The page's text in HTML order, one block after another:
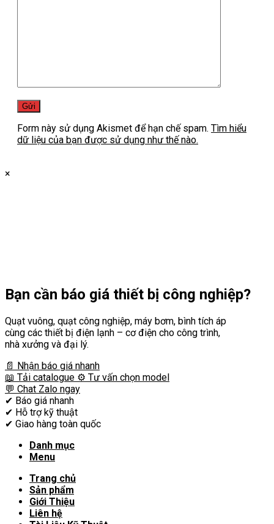
Form này sử dụng Akismet để hạn chế spam. Tìm hiểu
dữ liệu của bạn được sử dụng như thế nào.
×
Bạn cần báo giá thiết bị công nghiệp?
Quạt vuông, quạt công nghiệp, máy bơm, bình tích áp
cùng các thiết bị điện lạnh – cơ điện cho công trình,
nhà xưởng và đại lý.
📄 Nhận báo giá nhanh
📖 Tải catalogue ⚙️ Tư vấn chọn model
💬 Chat Zalo ngay
✔ Báo giá nhanh
✔ Hỗ trợ kỹ thuật
✔ Giao hàng toàn quốc
Danh mục
Menu
Trang chủ
Sản phẩm
Giới Thiệu
Liên hệ